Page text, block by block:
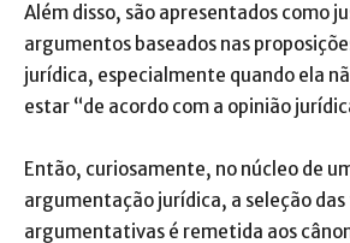
Além disso, são apresentados como
argumentos baseados nas
jurídica, especialmente quando ela
estar “de acordo com a opinião
Então, curiosamente, no núcleo de
argumentação jurídica, a seleção
argumentativas é remetida aos